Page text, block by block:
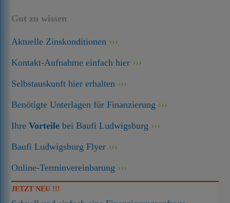
Gut zu wissen
Aktuelle Zinskonditionen
Kontakt-Aufnahme einfach hier
Selbstauskunft hier erhalten
Benötigte Unterlagen für Finanzierung
IhreVorteile bei Baufi Ludwigsburg
Baufi Ludwigsburg Flyer
Online-Terminvereinbarung
JETZT NEU !!!